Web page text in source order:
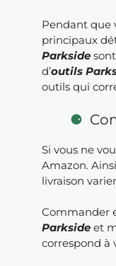
Pendant que
principaux
Parkside
d’outils
outils qui
Si vous ne
Amazon.
livraison
Commander
Parksideet
correspond à